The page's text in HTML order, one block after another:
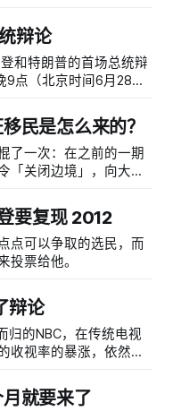
定了这场大选，仍还有
辩论
和特朗普的首场总统辩
点（北京时间6月28日
民是怎么来的？
了一次：在之前的一期
「关闭边境」，向大量
向自由派示好的政策来
要复现 2012
点可以争取的选民，而
投票给他。
辩论
归的NBC，在传统电视
收视率的暴涨，依然无
就要来了